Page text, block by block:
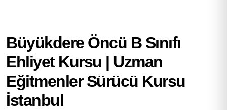
Büyükdere Öncü B Sınıfı
Ehliyet Kursu | Uzman
Eğitmenler Sürücü Kursu
İstanbul